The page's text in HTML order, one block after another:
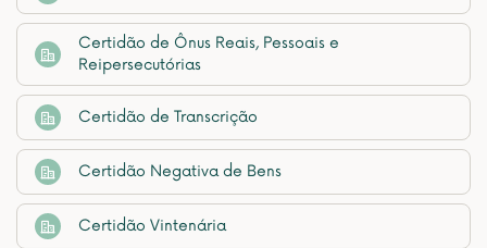
Certidão de Ônus Reais, Pessoais e
Reipersecutórias
Certidão de Transcrição
Certidão Negativa de Bens
Certidão Vintenária